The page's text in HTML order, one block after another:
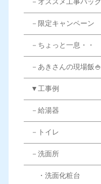
－オススメ工事パック
－限定キャンペーン
－ちょっと一息・・
－あきさんの現場飯🍚
▼工事例
－給湯器
－トイレ
－洗面所
・洗面化粧台